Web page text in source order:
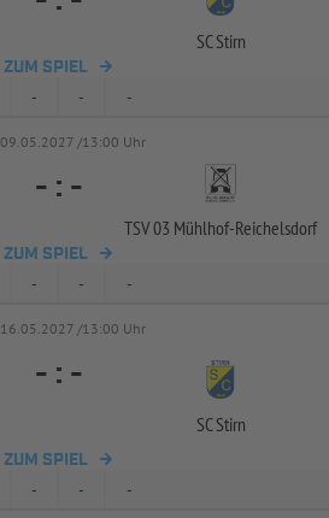
SC Stirn
ZUM SPIEL
- - -
09.05.2027 /13:00 Uhr
- : -
TSV 03 Mühlhof-Reichelsdorf
ZUM SPIEL
- - -
16.05.2027 /13:00 Uhr
- : -
SC Stirn
ZUM SPIEL
- - -